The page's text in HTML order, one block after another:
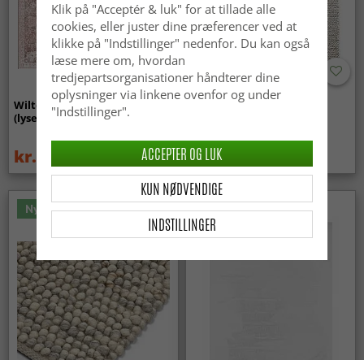
Wilton-tæppe - Gombalia
(lyserød)
kr.339
Uldtæppe - Avafors Wool
kr.719
Nyhed
Klik på "Acceptér & luk" for at tillade alle
cookies, eller juster dine præferencer ved at
klikke på "Indstillinger" nedenfor. Du kan også
læse mere om, hvordan
tredjepartsorganisationer håndterer dine
oplysninger via linkene ovenfor og under
"Indstillinger".
INDSTILLINGER
KUN NØDVENDIGE
ACCEPTER OG LUK